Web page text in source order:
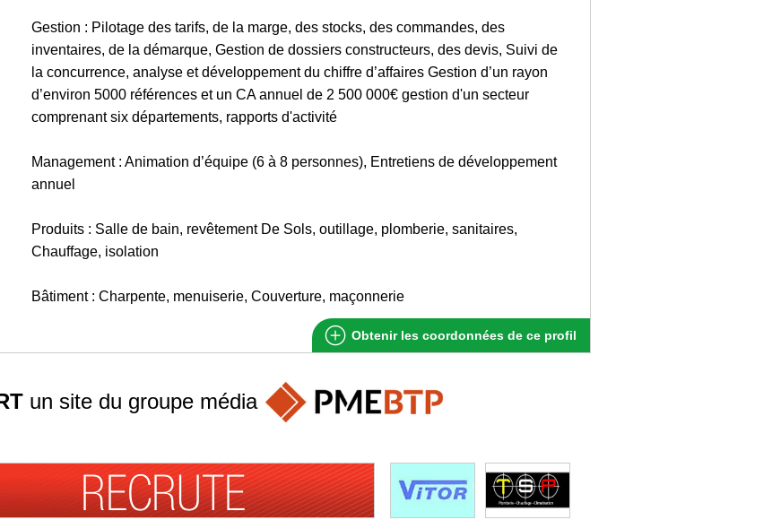
Gestion : Pilotage des tarifs, de la marge, des stocks, des commandes, des
inventaires, de la démarque, Gestion de dossiers constructeurs, des devis, Suivi de
la concurrence, analyse et développement du chiffre d’affaires Gestion d’un rayon
d’environ 5000 références et un CA annuel de 2 500 000€ gestion d'un secteur
comprenant six départements, rapports d'activité
Management : Animation d’équipe (6 à 8 personnes), Entretiens de développement
annuel
Produits : Salle de bain, revêtement De Sols, outillage, plomberie, sanitaires,
Chauffage, isolation
Bâtiment : Charpente, menuiserie, Couverture, maçonnerie
Obtenir les coordonnées de ce profil
un site du groupe média